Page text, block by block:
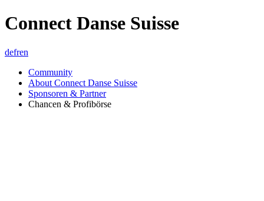
Connect Danse Suisse
defren
Community
About Connect Danse Suisse
Sponsoren & Partner
Chancen & Profibörse